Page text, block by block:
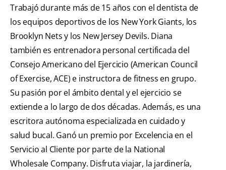
Trabajó durante más de 15 años con el dentista de
los equipos deportivos de los New York Giants, los
Brooklyn Nets y los New Jersey Devils. Diana
también es entrenadora personal certificada del
Consejo Americano del Ejercicio (American Council
of Exercise, ACE) e instructora de fitness en grupo.
Su pasión por el ámbito dental y el ejercicio se
extiende a lo largo de dos décadas. Además, es una
escritora autónoma especializada en cuidado y
salud bucal. Ganó un premio por Excelencia en el
Servicio al Cliente por parte de la National
Wholesale Company. Disfruta viajar, la jardinería,